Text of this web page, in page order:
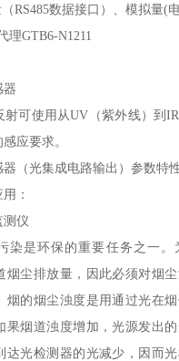
RS485数据接口）、模拟量(
器
射可使用从UV（紫外线）到
应要求。
（光集成电路输出）参数特性
：
测仪
染是环保的重要任务之一。
烟尘排放量，因此必须对烟
烟的烟尘浊度是用通过光在
果烟道浊度增加，光源发出
达光检测器的光减少，因而